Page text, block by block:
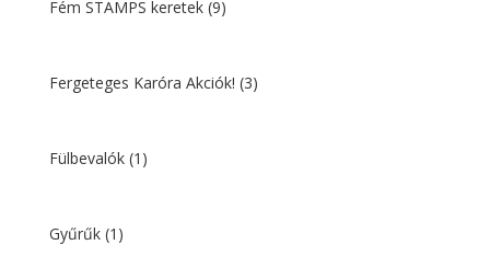
Fém STAMPS keretek (9)
Fergeteges Karóra Akciók! (3)
Fülbevalók (1)
Gyűrűk (1)